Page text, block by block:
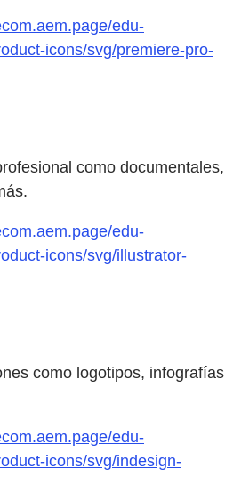
edu-
icons/svg/premiere-pro-
como documentales,
edu-
icons/svg/illustrator-
como logotipos, infografías
edu-
icons/svg/indesign-